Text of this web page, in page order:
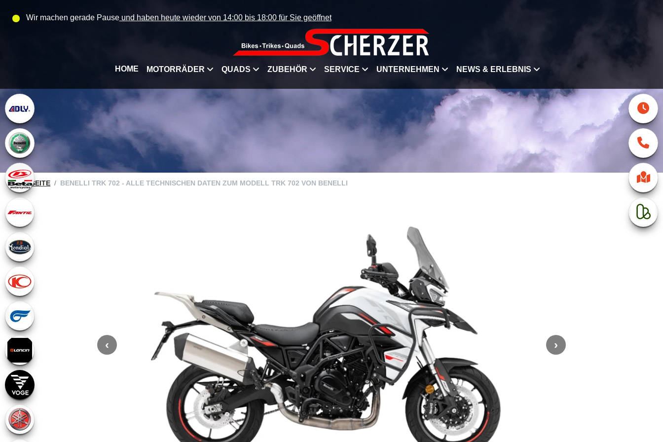
Wir machen gerade Pauseund haben heute wieder von 14:00 bis 18:00 für Sie geöffnet
HOME MOTORRÄDER QUADS ZUBEHÖR SERVICE UNTERNEHMEN NEWS & ERLEBNIS
STARTSEITE BENELLI TRK 702 - ALLE TECHNISCHEN DATEN ZUM MODELL TRK 702 VON BENELLI